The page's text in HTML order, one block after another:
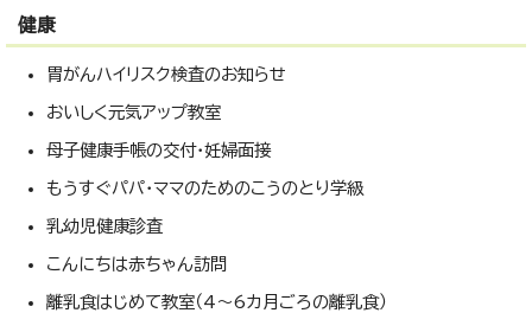
健康
胃がんハイリスク検査のお知らせ
おいしく元気アップ教室
母子健康手帳の交付・妊婦面接
もうすぐパパ・ママのためのこうのとり学級
乳幼児健康診査
こんにちは赤ちゃん訪問
離乳食はじめて教室（4～6カ月ごろの離乳食）